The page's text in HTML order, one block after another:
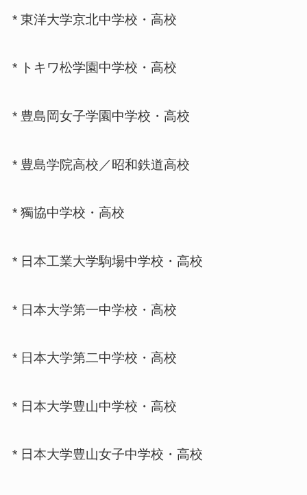
* 東洋大学京北中学校・高校
* トキワ松学園中学校・高校
* 豊島岡女子学園中学校・高校
* 豊島学院高校／昭和鉄道高校
* 獨協中学校・高校
* 日本工業大学駒場中学校・高校
* 日本大学第一中学校・高校
* 日本大学第二中学校・高校
* 日本大学豊山中学校・高校
* 日本大学豊山女子中学校・高校